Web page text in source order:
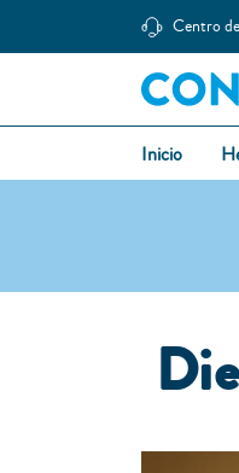
Centro
Inicio